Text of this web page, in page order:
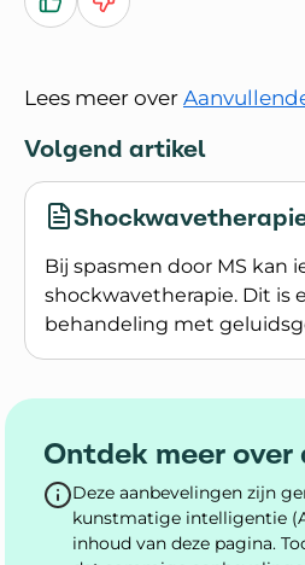
Ja Nee
Lees meer over
Volgend artikel
Bij spasmen door MS kan
shockwavetherapie. Dit is
behandeling met
Lees meer over
Ontdek meer
Deze aanbevelingen zijn
kunstmatige intelligentie
inhoud van deze pagina.